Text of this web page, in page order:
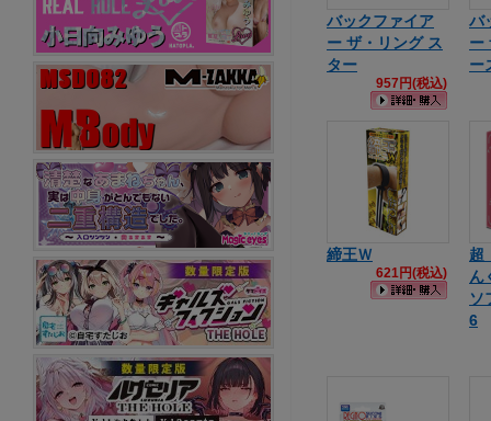
バックファイア
ー ザ・リング ス
ター
957円(税込)
バ
ー
ー
締王Ｗ
621円(税込)
超
ソ
6